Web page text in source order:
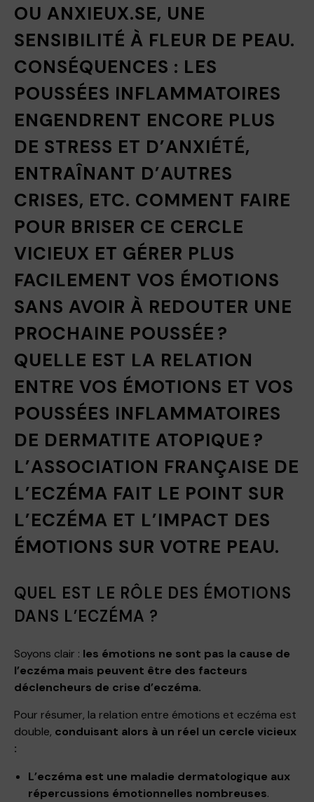
OU ANXIEUX.SE, UNE
SENSIBILITÉ À FLEUR DE PEAU.
CONSÉQUENCES : LES
POUSSÉES INFLAMMATOIRES
ENGENDRENT ENCORE PLUS
DE STRESS ET D’ANXIÉTÉ,
ENTRAÎNANT D’AUTRES
CRISES, ETC. COMMENT FAIRE
POUR BRISER CE CERCLE
VICIEUX ET GÉRER PLUS
FACILEMENT VOS ÉMOTIONS
SANS AVOIR À REDOUTER UNE
PROCHAINE POUSSÉE ?
QUELLE EST LA RELATION
ENTRE VOS ÉMOTIONS ET VOS
POUSSÉES INFLAMMATOIRES
DE DERMATITE ATOPIQUE ?
L’ASSOCIATION FRANÇAISE DE
L’ECZÉMA FAIT LE POINT SUR
L’ECZÉMA ET L’IMPACT DES
ÉMOTIONS SUR VOTRE PEAU.
QUEL EST LE RÔLE DES ÉMOTIONS
DANS L’ECZÉMA ?
Soyons clair : les émotions ne sont pas la cause de
l’eczéma mais peuvent être des facteurs
déclencheurs de crise d’eczéma.
Pour résumer, la relation entre émotions et eczéma est
double, conduisant alors à un réel un cercle vicieux
:
L’eczéma est une maladie dermatologique aux
répercussions émotionnelles nombreuses.